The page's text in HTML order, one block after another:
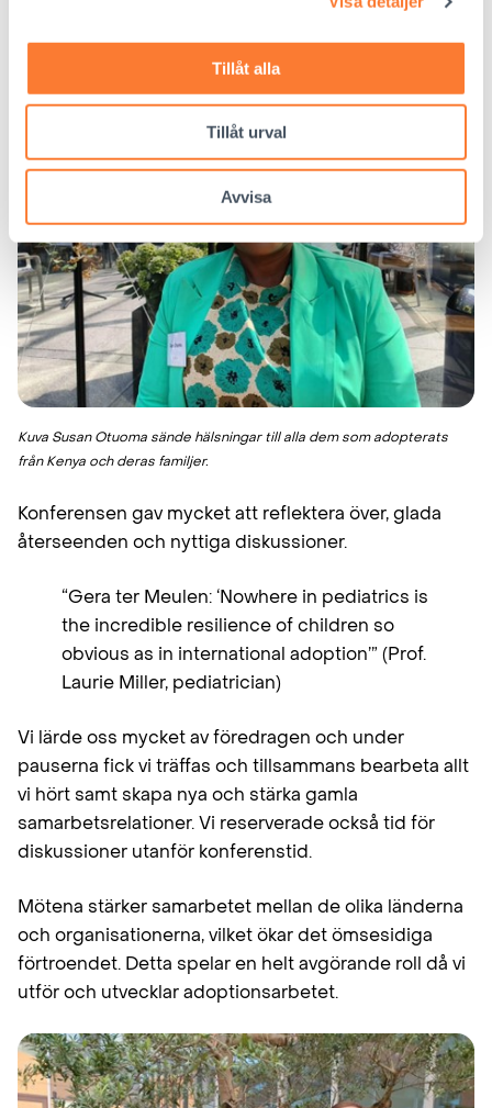
Tillåt alla
Tillåt urval
Avvisa
Kuva Susan Otuoma sände hälsningar tillalla dem som adopterats
från Kenya och deras familjer.
Konferensen gav mycket att reflektera över, glada
återseenden och nyttiga diskussioner.
“Gera ter Meulen: ‘Nowhere in pediatrics is
the incredible resilience of children so
obvious as in international adoption’” (Prof.
Laurie Miller, pediatrician)
Vi lärde oss mycket av föredragen och under
pauserna fick vi träffas och tillsammans bearbeta allt
vi hört samt skapa nya och stärka gamla
samarbetsrelationer. Vi reserverade också tid för
diskussioner utanför konferenstid.
Mötena stärker samarbetet mellan de olika länderna
och organisationerna, vilket ökar det ömsesidiga
förtroendet. Detta spelar en helt avgörande roll då vi
utför och utvecklar adoptionsarbetet.